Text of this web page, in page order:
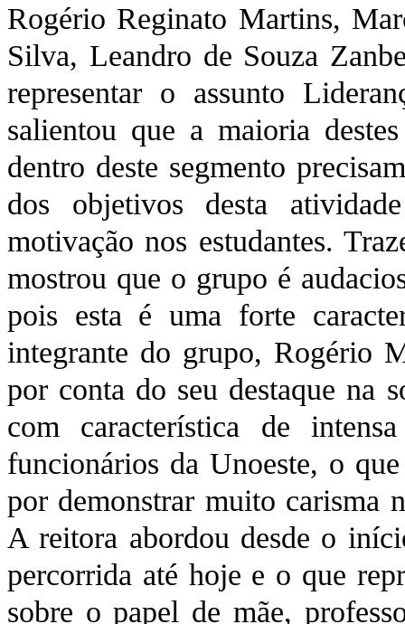
Rogério Reginato Martins,
Silva, Leandro de Souza
representar o assunto
salientou que a maioria
dentro deste segmento
dos objetivos desta
motivação nos estudantes.
mostrou que o grupo é
pois esta é uma forte
integrante do grupo, Rogério
por conta do seu destaque na
com característica de
funcionários da Unoeste, o
por demonstrar muito carisma
A reitora abordou desde o
percorrida até hoje e o que
sobre o papel de mãe,